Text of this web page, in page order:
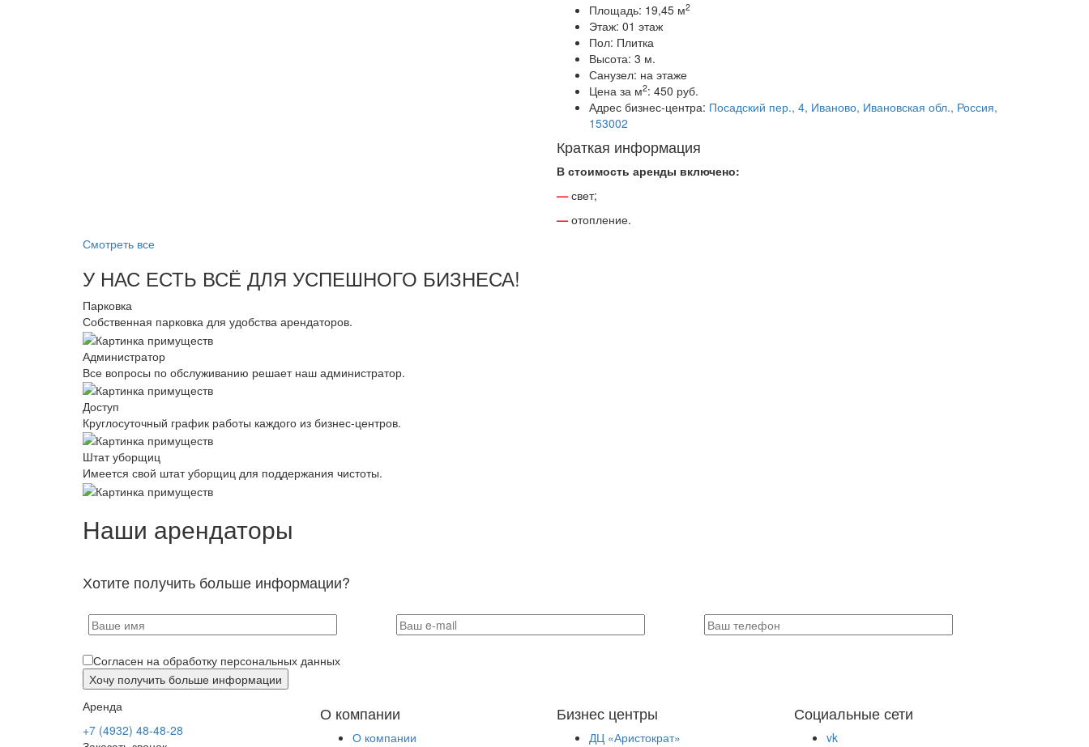
Площадь: 19,45 м2
Этаж: 01 этаж
Пол: Плитка
Высота: 3 м.
Санузел: на этаже
Цена за м2: 450 руб.
Адрес бизнес-центра: Посадский пер., 4, Иваново, Ивановская обл., Россия,
153002
Краткая информация
В стоимость аренды включено:
— свет;
— отопление.
Смотреть все
У НАС ЕСТЬ ВСЁ ДЛЯ УСПЕШНОГО БИЗНЕСА!
Парковка
Собственная парковка для удобства арендаторов.
Администратор
Все вопросы по обслуживанию решает наш администратор.
Доступ
Круглосуточный график работы каждого из бизнес-центров.
Штат уборщиц
Имеется свой штат уборщиц для поддержания чистоты.
Наши арендаторы
Хотите получить больше информации?
Согласен на обработку персональных данных
Аренда
+7 (4932) 48-48-28
О компании
О компании
Бизнес центры
ДЦ «Аристократ»
Социальные сети
vk